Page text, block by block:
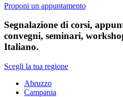
Proponi un appuntamento
Segnalazione di corsi,
convegni, seminari,
Italiano.
Scegli la tua regione
Abruzzo
Campania